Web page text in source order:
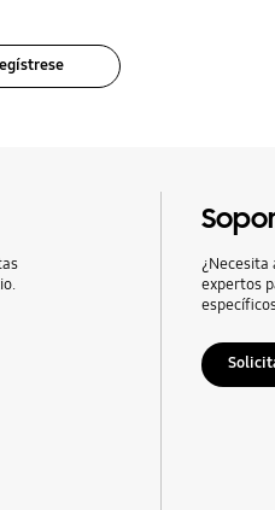
¿Necesita
expertos